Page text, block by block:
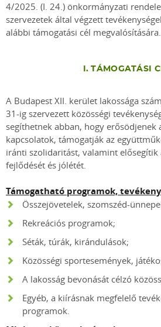
4/2025. (I. 24.) önkormányzati
szervezetek által végzett
alábbi támogatási cél megvalósítására.
I. TÁMOGATÁSI
A Budapest XII. kerület lakossága
31-ig szervezett közösségi
segíthetnek abban, hogy erősödjenek
kapcsolatok, támogatják az
iránti szolidaritást, valamint elősegítik
fejlődését és jólétét.
Támogatható programok,
Összejövetelek, szomszéd-
Rekreációs programok;
Séták, túrák, kirándulások;
Közösségi sportesemények,
A lakosság bevonását célzó
Egyéb, a kiírásnak megfelelő
programok.